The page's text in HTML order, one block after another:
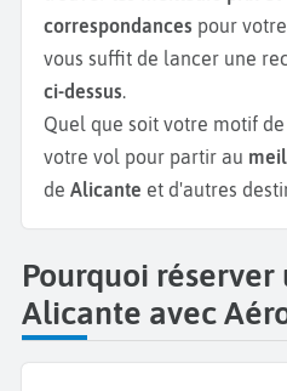
correspondances pour
vous suffit de lancer une
ci-dessus.
Quel que soit votre motif
votre vol pour partir au
de Alicante et d'autres
Pourquoi réserver
Alicante avec